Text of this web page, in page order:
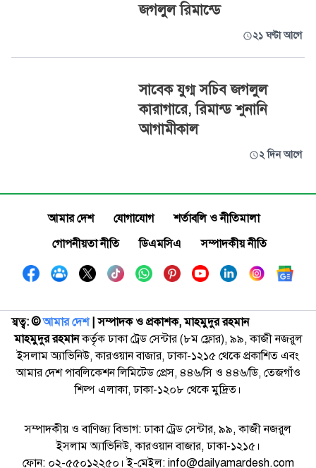
জগলুল রিমান্ডে
২১ ঘণ্টা আগে
সাবেক যুগ্ম সচিব জগলুল
কারাগারে, রিমান্ড শুনানি
আগামীকাল
২ দিন আগে
আমার দেশ যোগাযোগ
শর্তাবলি ও নীতিমালা
গোপনীয়তা নীতি
ডিএমসিএ সম্পাদকীয় নীতি
স্বত্ব: ©️আমার দেশ| সম্পাদক ও প্রকাশক, মাহমুদুর রহমান
মাহমুদুর রহমানকর্তৃক ঢাকা ট্রেড সেন্টার (৮ম ফ্লোর), ৯৯, কাজী নজরুল
ইসলাম অ্যাভিনিউ, কারওয়ান বাজার, ঢাকা-১২১৫ থেকে প্রকাশিত এবং
আমার দেশ পাবলিকেশন লিমিটেড প্রেস, ৪৪৬/সি ও ৪৪৬/ডি, তেজগাঁও
শিল্প এলাকা, ঢাকা-১২০৮ থেকে মুদ্রিত।
সম্পাদকীয় ও বাণিজ্য বিভাগ: ঢাকা ট্রেড সেন্টার, ৯৯, কাজী নজরুল
ইসলাম অ্যাভিনিউ, কারওয়ান বাজার, ঢাকা-১২১৫।
ফোন: ০২-৫৫০১২২৫০। ই-মেইল: info@dailyamardesh.com